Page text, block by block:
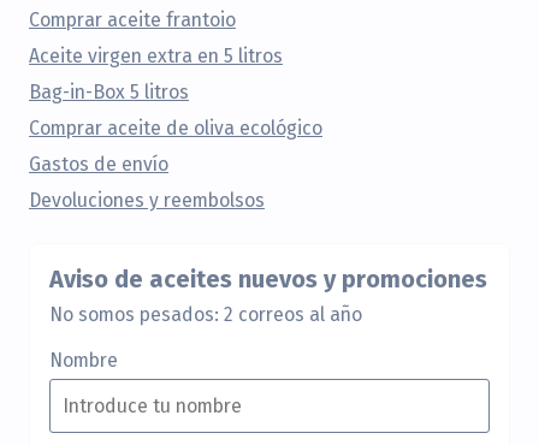
Comprar aceite frantoio
Aceite virgen extra en 5 litros
Bag-in-Box 5 litros
Comprar aceite de oliva ecológico
Gastos de envío
Devoluciones y reembolsos
Aviso de aceites nuevos y promociones
No somos pesados: 2 correos al año
Nombre